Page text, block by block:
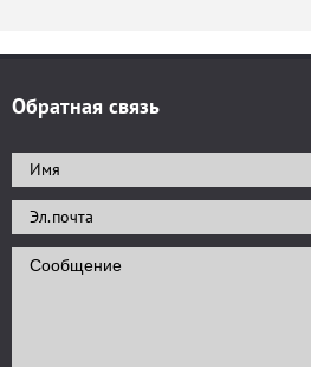
Обратная связь